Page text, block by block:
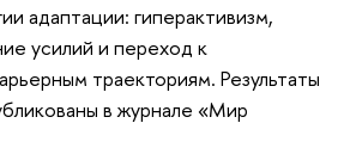
адаптации: гиперактивизм,
усилий и переход к
траекториям. Результаты
в журнале «Мир